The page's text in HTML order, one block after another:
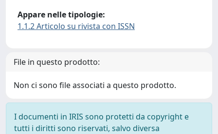
Appare nelle tipologie:
1.1.2 Articolo su rivista con ISSN
File in questo prodotto:
Non ci sono file associati a questo prodotto.
I documenti in IRIS sono protetti da copyright e
tutti i diritti sono riservati, salvo diversa